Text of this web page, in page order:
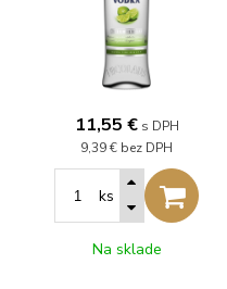
11,55 € s DPH
9,39 € bez DPH
ks
Na sklade